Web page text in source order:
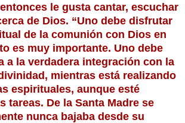
le gusta cantar, escuchar
de Dios. “Uno debe disfrutar
de la comunión con Dios en
es muy importante. Uno debe
a la verdadera integración con la
mientras está realizando
espirituales, aunque esté
tareas. De la Santa Madre se
nunca bajaba desde su